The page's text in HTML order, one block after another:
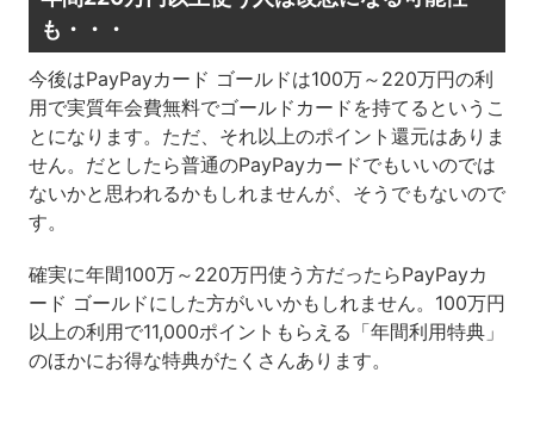
も・・・
今後はPayPayカード ゴールドは100万～220万円の利
用で実質年会費無料でゴールドカードを持てるというこ
とになります。ただ、それ以上のポイント還元はありま
せん。だとしたら普通のPayPayカードでもいいのでは
ないかと思われるかもしれませんが、そうでもないので
す。
確実に年間100万～220万円使う方だったらPayPayカ
ード ゴールドにした方がいいかもしれません。100万円
以上の利用で11,000ポイントもらえる「年間利用特典」
のほかにお得な特典がたくさんあります。